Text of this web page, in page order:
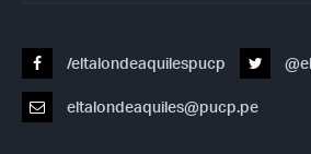
/eltalondeaquilespucp
eltalondeaquiles@pucp.pe